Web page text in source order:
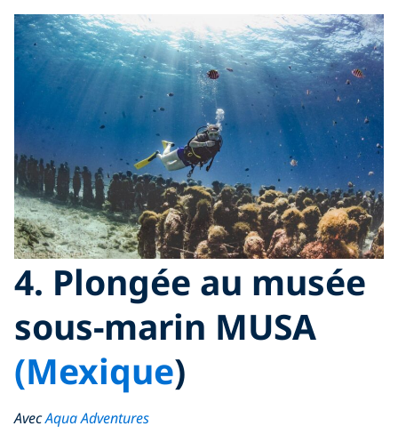
4. Plongée au musée
sous-marin MUSA
(Mexique)
AvecAqua Adventures